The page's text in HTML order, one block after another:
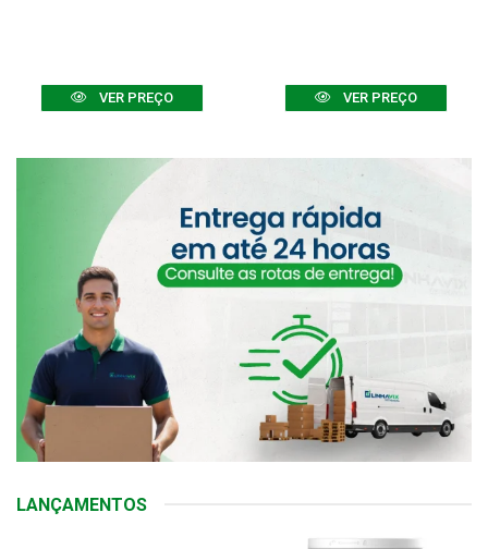
VER PREÇO VER PREÇO
LANÇAMENTOS